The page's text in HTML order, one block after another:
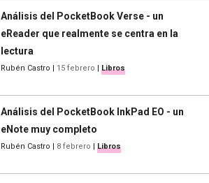
Análisis del PocketBook Verse - un
eReader que realmente se centra en la
lectura
Rubén Castro | 15 febrero | Libros
Análisis del PocketBook InkPad EO - un
eNote muy completo
Rubén Castro | 8 febrero | Libros